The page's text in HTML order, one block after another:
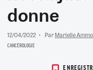
donne
12/04/2022 ParMarielle
CANCÉROLOGIE